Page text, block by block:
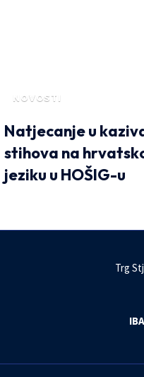
NOVOSTI
Natjecanje u
stihova na
jeziku u HOŠIG-u
Trg